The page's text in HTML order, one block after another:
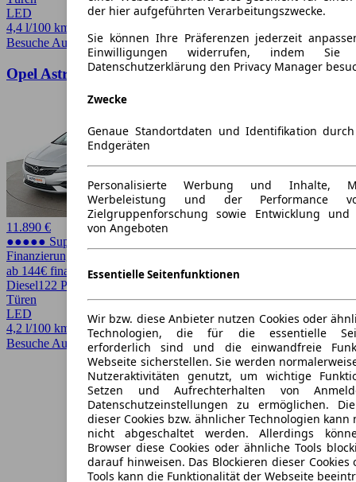
der hier aufgeführten Verarbeitungszwecke.
Sie können Ihre Präferenzen jederzeit
Einwilligungen widerrufen, indem
Datenschutzerklärung den Privacy Manager
Zwecke
Genaue Standortdaten und Identifikation
Endgeräten
Personalisierte Werbung und Inhalte,
Werbeleistung und der Performance
Zielgruppenforschung sowie Entwicklung und
von Angeboten
Essentielle Seitenfunktionen
Wir bzw. diese Anbieter nutzen Cookies oder
Technologien, die für die essentielle
erforderlich sind und die einwandfreie
Webseite sicherstellen. Sie werden
Nutzeraktivitäten genutzt, um wichtige
Setzen und Aufrechterhalten von
Datenschutzeinstellungen zu ermöglichen.
dieser Cookies bzw. ähnlicher Technologien kann
nicht abgeschaltet werden. Allerdings
Browser diese Cookies oder ähnliche Tools
darauf hinweisen. Das Blockieren dieser
Tools kann die Funktionalität der Webseite
LED
4,4 l/100 km (komb.)* · 144 g/km CO2*
Besuche Autohero➚
Opel Astra 1.5 CDTI Edition Start/Stop
11.890 €
●●●●● Super Preis
Finanzierung möglich
ab 144€ finanzieren ↗
Diesel122 PS (90 kW)
Türen
LED
4,2 l/100 km (komb.)* · 112 g/km CO2*
Besuche Autohero➚